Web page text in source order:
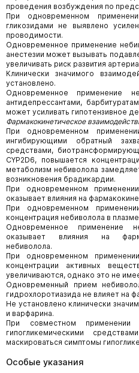
проведения возбуждения по
При одновременном
гликозидами не выявлено
проводимости.
Одновременное применение
анестезии может вызывать
увеличивать риск развития
Клинически значимого
установлено.
Одновременное применение
антидепрессантами,
может усиливать гипотензивное
Фармакокинетическое
При одновременном
ингибирующими обратный
средствами,
CYP2D6, повышается
метаболизм небиволола
возникновения брадикардии.
При одновременном
оказывает влияния на
При одновременном
концентрация небиволола в
Одновременное применение
оказывает влияния на
небиволола.
При одновременном
концентрации активных
увеличиваются, однако это не
Одновременный прием
гидрохлоротиазида не влияет на
Не установлено клинически
и варфарина.
При совместном
гипогликемическими
маскироваться симптомы
Особые указания